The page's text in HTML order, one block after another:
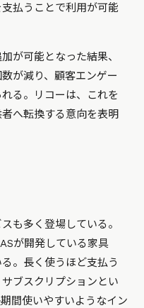
払うことで利用が可能
が可能となった結果、
が減り、顧客エンゲー
る。リコーは、これを
へ転換する意向を表明
も多く登場している。
が開発している家具
。長く使うほど支払う
ブスクリプションとい
間使いやすいようなイン